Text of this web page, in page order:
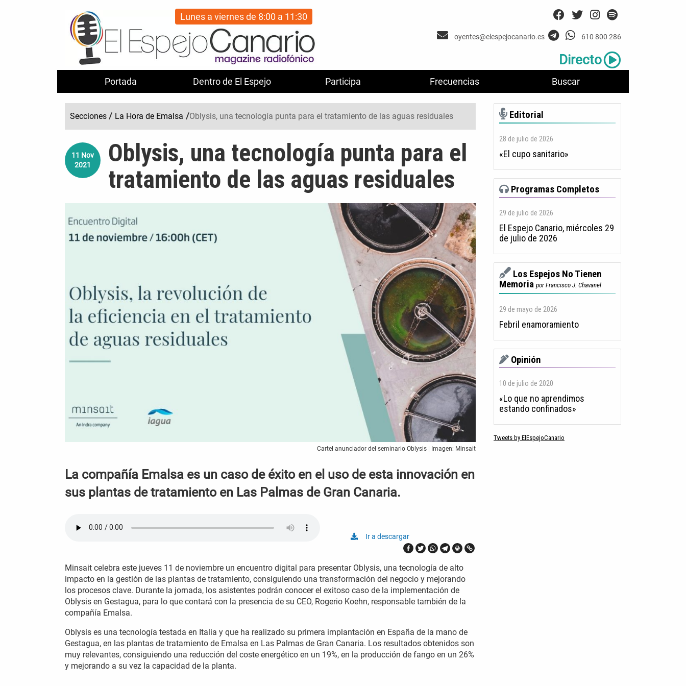
Portada Dentro de El Espejo Participa Frecuencias Buscar
Lunes a viernes de 8:00 a 11:30
oyentes@elespejocanario.es 610 800 286
Directo
Secciones / La Hora de Emalsa /Oblysis, una tecnología punta para el tratamiento de las aguas residuales
11 Nov
2021
Oblysis, una tecnología punta para el
tratamiento de las aguas residuales
Cartel anunciador del seminario Oblysis | Imagen: Minsait
La compañía Emalsa es un caso de éxito en el uso de esta innovación en
sus plantas de tratamiento en Las Palmas de Gran Canaria.
Ir a descargar
Minsait celebra este jueves 11 de noviembre un encuentro digital para presentar Oblysis, una tecnología de alto
impacto en la gestión de las plantas de tratamiento, consiguiendo una transformación del negocio y mejorando
los procesos clave. Durante la jornada, los asistentes podrán conocer el exitoso caso de la implementación de
Oblysis en Gestagua, para lo que contará con la presencia de su CEO, Rogerio Koehn, responsable también de la
compañía Emalsa.
Oblysis es una tecnología testada en Italia y que ha realizado su primera implantación en España de la mano de
Gestagua, en las plantas de tratamiento de Emalsa en Las Palmas de Gran Canaria. Los resultados obtenidos son
muy relevantes, consiguiendo una reducción del coste energético en un 19%, en la producción de fango en un 26%
y mejorando a su vez la capacidad de la planta.
Editorial
28 de julio de 2026
«El cupo sanitario»
Programas Completos
29 de julio de 2026
El Espejo Canario, miércoles 29
de julio de 2026
Los Espejos No Tienen
Memoria por Francisco J. Chavanel
29 de mayo de 2026
Febril enamoramiento
Opinión
10 de julio de 2020
«Lo que no aprendimos
estando confinados»
Tweets by ElEspejoCanario